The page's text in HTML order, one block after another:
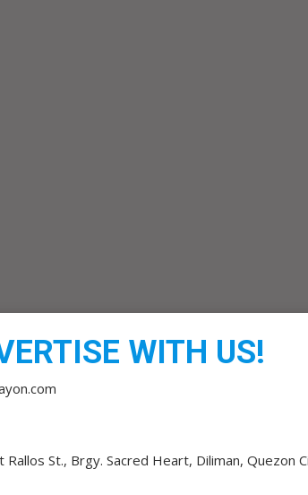
WITH US!
Rallos St., Brgy. Sacred Heart, Diliman, Quezon